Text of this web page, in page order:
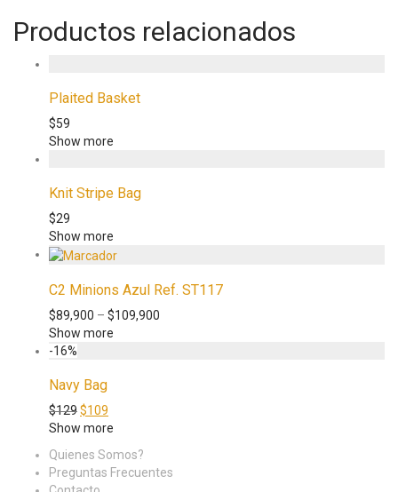
Productos relacionados
Plaited Basket
$59
Show more
Knit Stripe Bag
$29
Show more
C2 Minions Azul Ref. ST117
$89,900 – $109,900
Show more
-16%
Navy Bag
$129$109
Show more
Quienes Somos?
Preguntas Frecuentes